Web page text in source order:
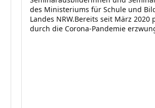
des Ministeriums für Schule und
Landes NRW.Bereits seit März 2020
durch die Corona-Pandemie